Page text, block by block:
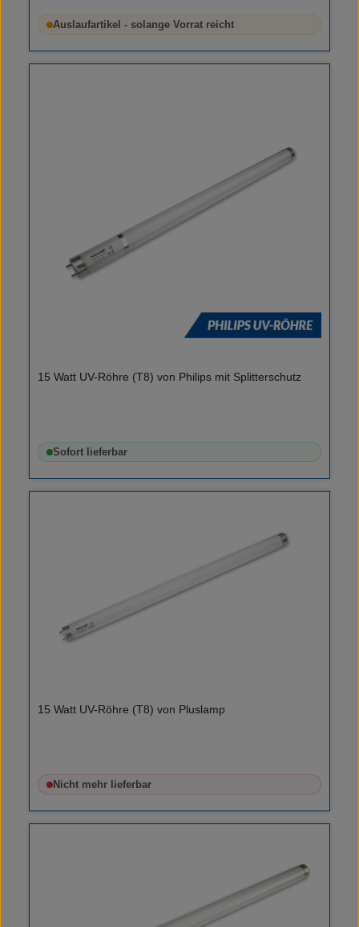
Auslaufartikel - solange Vorrat reicht
15 Watt UV-Röhre (T8) von Philips mit Splitterschutz
Sofort lieferbar
15 Watt UV-Röhre (T8) von Pluslamp
Nicht mehr lieferbar